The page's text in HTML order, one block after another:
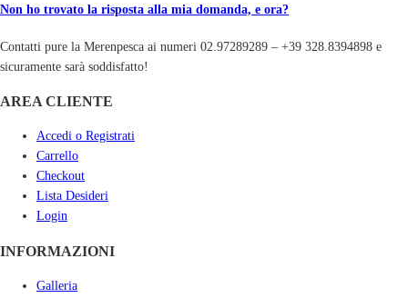
Non ho trovato la risposta alla mia domanda, e ora?
Contatti pure la Merenpesca ai numeri 02.97289289 – +39 328.8394898 e
sicuramente sarà soddisfatto!
AREA CLIENTE
Accedi o Registrati
Carrello
Checkout
Lista Desideri
Login
INFORMAZIONI
Galleria